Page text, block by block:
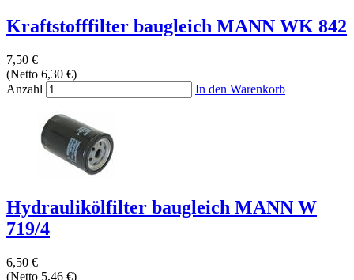
Kraftstofffilter baugleich MANN WK 842
7,50 €
(Netto 6,30 €)
Anzahl
In den Warenkorb
Hydraulikölfilter baugleich MANN W
719/4
6,50 €
(Netto 5,46 €)